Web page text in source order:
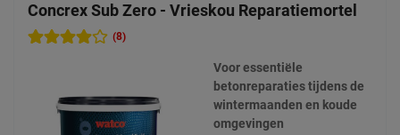
Concrex Sub Zero - Vrieskou Reparatiemortel
(8)
Voor essentiële
betonreparaties tijdens de
wintermaanden en koude
omgevingen